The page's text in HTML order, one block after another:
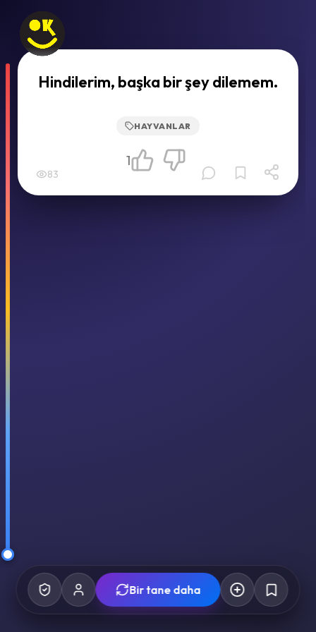
Hindilerim, başka bir şey dilemem.
HAYVANLAR
83
1
Bir tane daha